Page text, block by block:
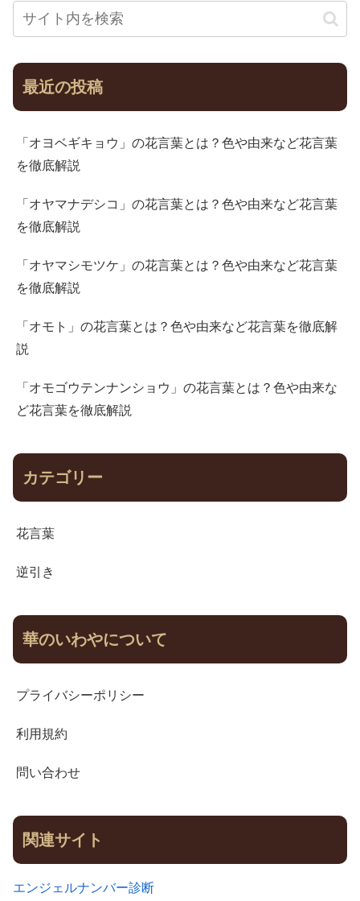
最近の投稿
「オヨベギキョウ」の花言葉とは？色や由来など花言葉
を徹底解説
「オヤマナデシコ」の花言葉とは？色や由来など花言葉
を徹底解説
「オヤマシモツケ」の花言葉とは？色や由来など花言葉
を徹底解説
「オモト」の花言葉とは？色や由来など花言葉を徹底解
説
「オモゴウテンナンショウ」の花言葉とは？色や由来な
ど花言葉を徹底解説
カテゴリー
花言葉
逆引き
華のいわやについて
プライバシーポリシー
利用規約
問い合わせ
関連サイト
エンジェルナンバー診断